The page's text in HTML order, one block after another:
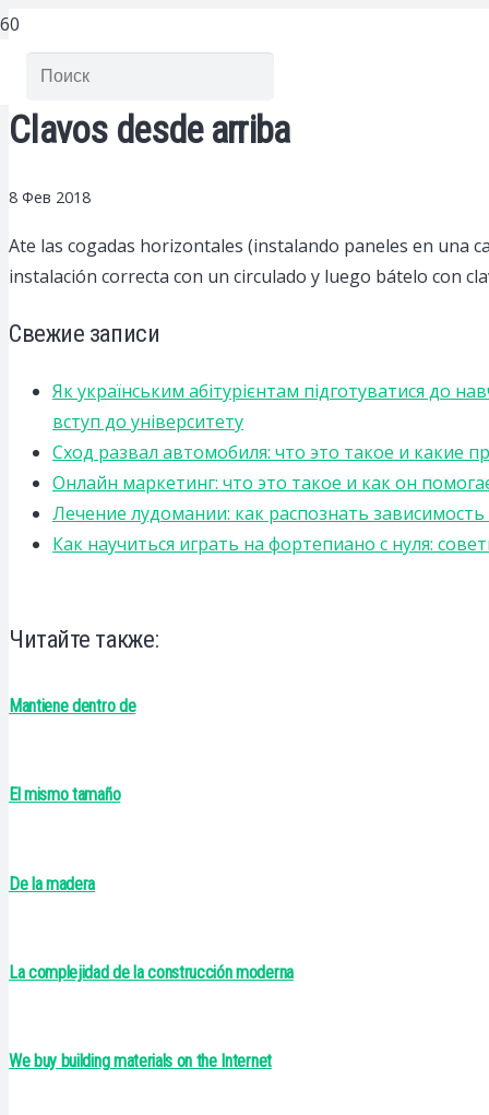
Clavos desde arriba
8 Фев 2018
Ate las cogadas horizontales (instalando paneles en una
instalación correcta con un circulado y luego bátelo con
Свежие записи
Як українським абітурієнтам підготуватися до
вступ до університету
Сход развал автомобиля: что это такое и какие
Онлайн маркетинг: что это такое и как он
Лечение лудомании: как распознать
Как научиться играть на фортепиано с нуля:
Читайте также:
Mantiene dentro de
El mismo tamaño
De la madera
La complejidad de la construcción moderna
We buy building materials on the Internet